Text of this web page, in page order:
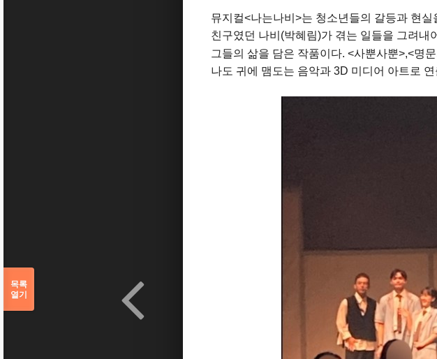
뮤지컬<나는나비>는 청소년들의 갈등과 현
친구였던 나비(박혜림)가 겪는 일들을 그려
그들의 삶을 담은 작품이 다. <사뿐사뿐>,<명
나도 귀에 맴도는 음악과 3D 미디어 아트로
목록
열기